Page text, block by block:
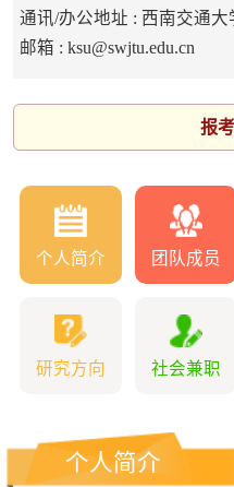
通讯/办公地址 : 西南交通大
邮箱 : ksu@swjtu.edu.cn
报
个人简介 团队成员
研究方向 社会兼职
个人简介